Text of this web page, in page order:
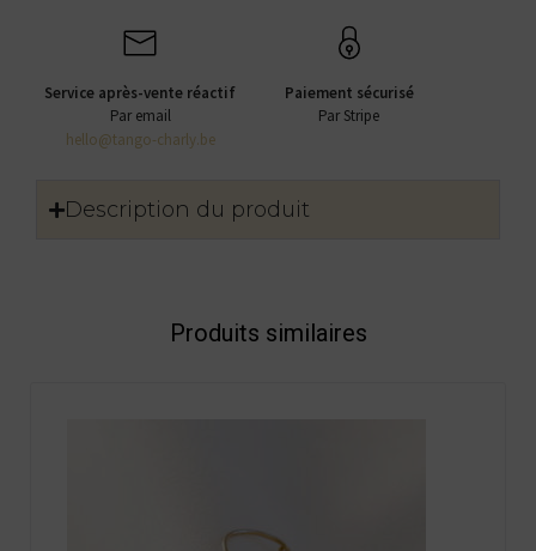
Service après-vente réactif
Par email
hello@tango-charly.be
Paiement sécurisé
Par Stripe
Description du produit
Produits similaires